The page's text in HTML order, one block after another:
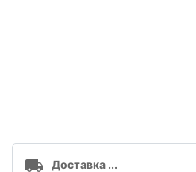
Доставка ...